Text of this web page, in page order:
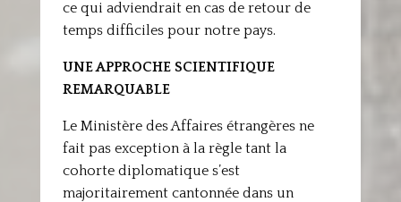
ce qui adviendrait en cas de retour de
temps difficiles pour notre pays.
UNE APPROCHE SCIENTIFIQUE
REMARQUABLE
Le Ministère des Affaires étrangères ne
fait pas exception à la règle tant la
cohorte diplomatique s’est
majoritairement cantonnée dans un